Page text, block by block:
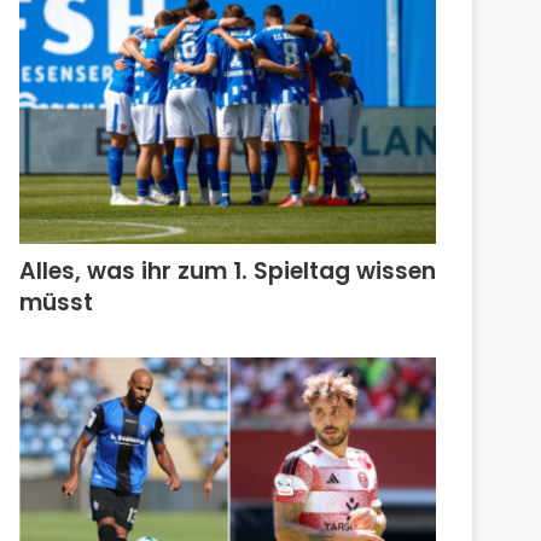
Alles, was ihr zum 1. Spieltag wissen
müsst